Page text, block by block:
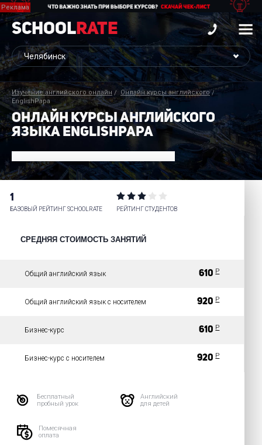
School Rate
Изучение английского онлайн
Онлайн курсы английского
EnglishPapa
ОНЛАЙН КУРСЫ АНГЛИЙСКОГО
ЯЗЫКА ENGLISHPAPA
1
БАЗОВЫЙ РЕЙТИНГ SCHOOLRATE РЕЙТИНГ СТУДЕНТОВ
СРЕДНЯЯ СТОИМОСТЬ ЗАНЯТИЙ
Общий английский язык 610 P
Общий английский язык с носителем 920 P
Бизнес-курс 610 P
Бизнес-курс с носителем 920 P
Бесплатный
пробный урок
Английский
для детей
Помесячная
оплата